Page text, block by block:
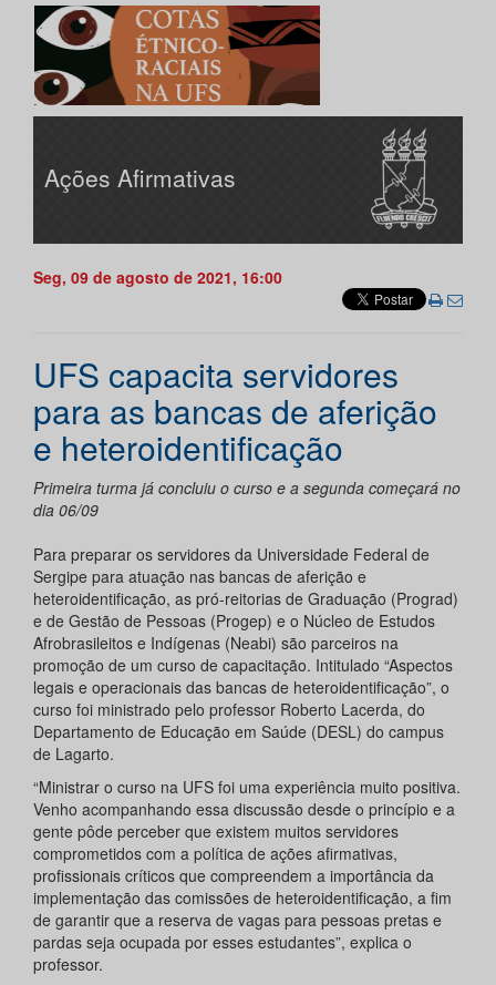
Ações Afirmativas
Seg, 09 de agosto de 2021, 16:00
UFS capacita servidores
para as bancas de aferição
e heteroidentificação
Primeira turma já concluiu o curso e a segunda começará no
dia 06/09
Para preparar os servidores da Universidade Federal de
Sergipe para atuação nas bancas de aferição e
heteroidentificação, as pró-reitorias de Graduação (Prograd)
e de Gestão de Pessoas (Progep) e o Núcleo de Estudos
Afrobrasileitos e Indígenas (Neabi) são parceiros na
promoção de um curso de capacitação. Intitulado “Aspectos
legais e operacionais das bancas de heteroidentificação”, o
curso foi ministrado pelo professor Roberto Lacerda, do
Departamento de Educação em Saúde (DESL) do campus
de Lagarto.
“Ministrar o curso na UFS foi uma experiência muito positiva.
Venho acompanhando essa discussão desde o princípio e a
gente pôde perceber que existem muitos servidores
comprometidos com a política de ações afirmativas,
profissionais críticos que compreendem a importância da
implementação das comissões de heteroidentificação, a fim
de garantir que a reserva de vagas para pessoas pretas e
pardas seja ocupada por esses estudantes”, explica o
professor.